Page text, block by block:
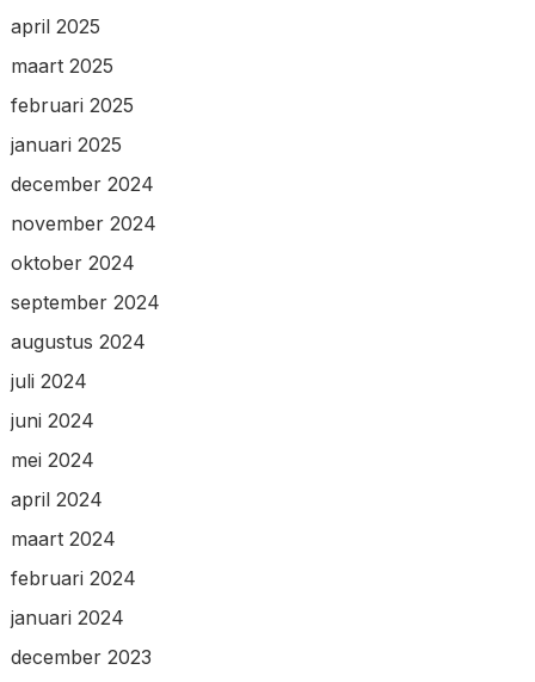
april 2025
maart 2025
februari 2025
januari 2025
december 2024
november 2024
oktober 2024
september 2024
augustus 2024
juli 2024
juni 2024
mei 2024
april 2024
maart 2024
februari 2024
januari 2024
december 2023